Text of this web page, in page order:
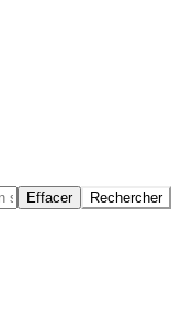
Effacer Rechercher